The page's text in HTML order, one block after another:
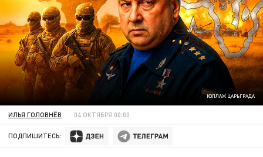
КОЛЛАЖ ЦАРЬГРАДА
ИЛЬЯ ГОЛОВНЁВ 04 ОКТЯБРЯ 00:00
ПОДПИШИТЕСЬ: